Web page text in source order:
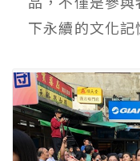
下永續的文化記